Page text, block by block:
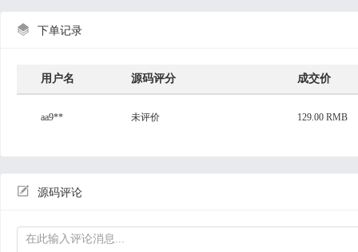
8.用户查看在线美食下单的状态，在线支付订单
2.个人中心，商家修改密码和个人信息包括营业执照
6.退出登陆
1.管理员输入账户登陆后台
2.个人中心，管理员修改密码和账户信息
 下单记录
用户名 源码评分 成交价
aa9** 未评价 129.00 RMB
 源码评论